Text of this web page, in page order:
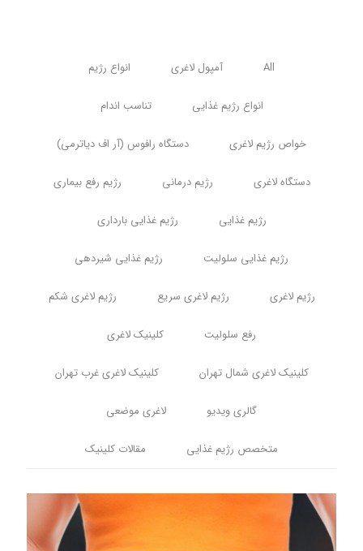
All آمپول لاغری انواع رژیم
انواع رژیم غذایی تناسب اندام
خواص رژیم لاغری دستگاه رافوس (آر اف دیاترمی)
دستگاه لاغری رژیم درمانی رژیم رفع بیماری
رژیم غذایی رژیم غذایی بارداری
رژیم غذایی سلولیت رژیم غذایی شیردهی
رژیم لاغری رژیم لاغری سریع رژیم لاغری شکم
رفع سلولیت کلینیک لاغری
کلینیک لاغری شمال تهران کلینیک لاغری غرب تهران
گالری ویدیو لاغری موضعی
متخصص رژیم غذایی مقالات کلینیک